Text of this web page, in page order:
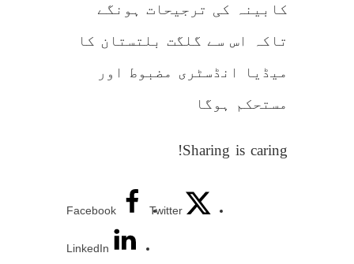
کابینہ کی ترجیحات ہونگے
تاکہ اس سے گلگت بلتستان کا
میڈیا انڈسٹری مضبوط اور
مستحکم ہوگا
Sharing is caring!
Facebook Twitter
LinkedIn